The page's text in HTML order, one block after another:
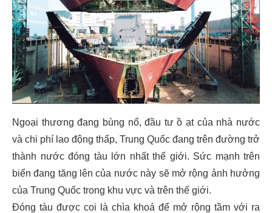
Ngoại thương đang bùng nổ, đầu tư ồ ạt của nhà nước
và chi phí lao động thấp, Trung Quốc đang trên đường trở
thành nước đóng tàu lớn nhất thế giới. Sức mạnh trên
biển đang tăng lên của nước này sẽ mở rộng ảnh hưởng
của Trung Quốc trong khu vực và trên thế giới.
Đóng tàu được coi là chìa khoá để mở rộng tầm với ra